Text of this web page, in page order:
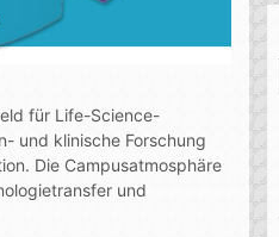
für Life-Science-
und klinische Forschung
Die Campusatmosphäre
und